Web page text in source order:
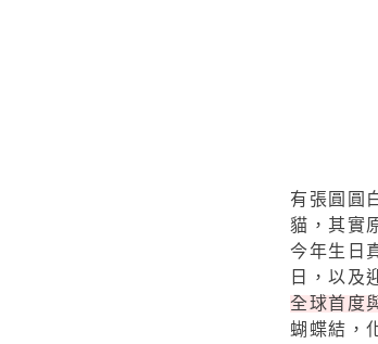
有張圓圓
貓，其實
今年生日
日，以及
全球首度
蝴蝶結，